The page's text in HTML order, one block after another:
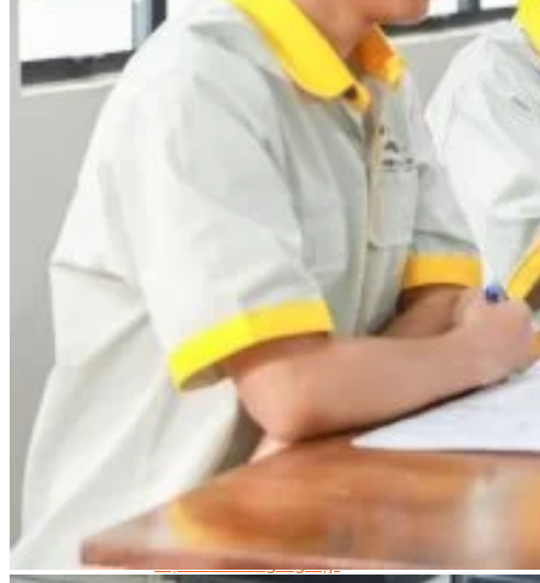
Data Visualization (Trực Quan Hóa Dữ Liệu)
Data System (Quản Trị Dữ Liệu)
Chuyên Viên Lập Trình (Full Stack)
Chuyên Viên Lập Trình Website (Full Stack)
Chuyên Viên Lập Trình Mobile (Full Stack)
Software Testing
Trọn Bộ Công Cụ AI Văn Phòng
Trọn Bộ Công Cụ AI Ứng Dụng Giảng Dạy
Lập Trình Cho Trẻ Em
Tin Học Ứng Dụng
Thiết Kế Đồ Họa Chuyên Nghiệp
Chuyên Viên Thiết Kế Nội Thất
3D Game Art & Design
Mỹ Thuật Đa Phương Tiện
3D Animation
Mỹ Thuật Số – Digital Art
Motion Graphics Basic
Adobe Photoshop – Illustrator
Hội Họa Thiếu Nhi
Digital Art For Kids
Venus Academy
Sunny STEAM Academy
Trại Hè Kỹ Năng
Trại Hè Hướng Nghiệp